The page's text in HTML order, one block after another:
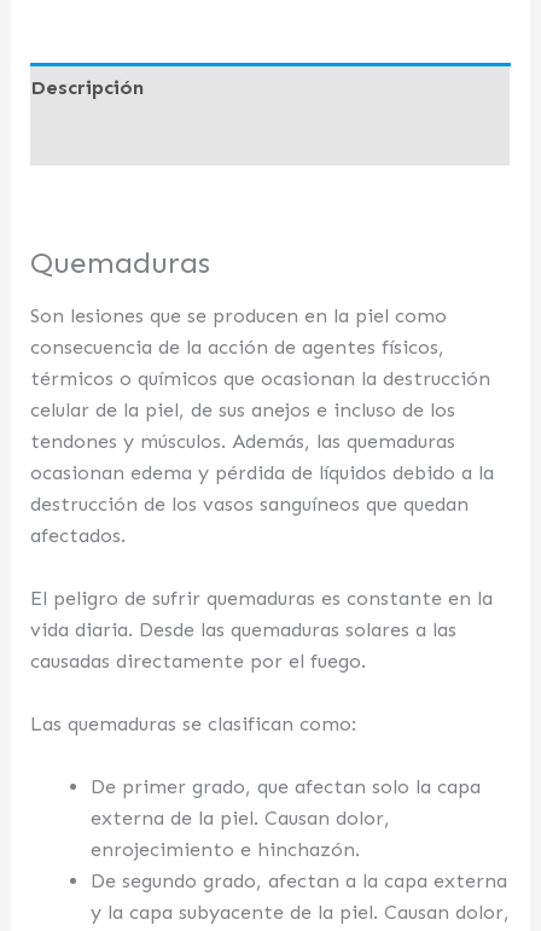
Descripción
Quemaduras
Son lesiones que se producen en la piel como
consecuencia de la acción de agentes físicos,
térmicos o químicos que ocasionan la destrucción
celular de la piel, de sus anejos e incluso de los
tendones y músculos. Además, las quemaduras
ocasionan edema y pérdida de líquidos debido a la
destrucción de los vasos sanguíneos que quedan
afectados.
El peligro de sufrir quemaduras es constante en la
vida diaria. Desde las quemaduras solares a las
causadas directamente por el fuego.
Las quemaduras se clasifican como:
De primer grado, que afectan solo la capa
externa de la piel. Causan dolor,
enrojecimiento e hinchazón.
De segundo grado, afectan a la capa externa
y la capa subyacente de la piel. Causan dolor,